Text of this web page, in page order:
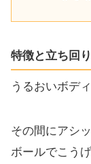
特徴と立ち回り
うるおいボデ
その間にアシ
ボールでこう